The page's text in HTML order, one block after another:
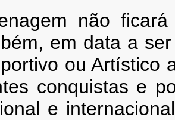
não
em data a
ou Artístico
conquistas e
e